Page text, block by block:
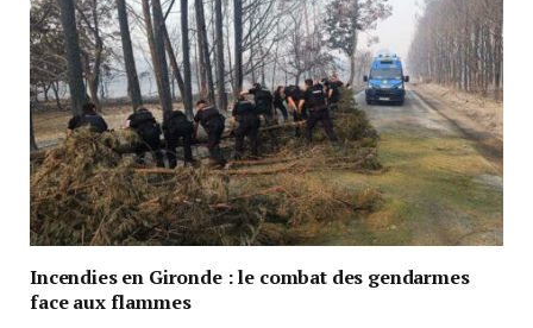
Incendies en Gironde : le combat des gendarmes
face aux flammes